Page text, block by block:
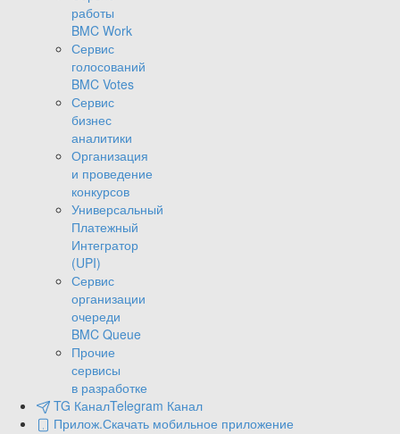
работы
BMC Work
Сервис
голосований
BMC Votes
Сервис
бизнес
аналитики
Организация
и проведение
конкурсов
Универсальный
Платежный
Интегратор
(UPI)
Сервис
организации
очереди
BMC Queue
Прочие
сервисы
в разработке
TG КаналTelegram Канал
Прилож.Скачать мобильное приложение